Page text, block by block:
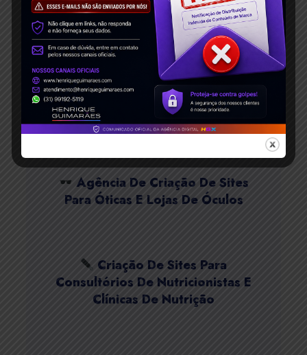
Dicas Classificar Wix Google!
Criação De Sites De
Fotografia, Filmagem E
Fotógrafo(a)
Agência De Criação De Sites
Para Óticas E Lojas De Óculos
Criação De Sites Para
Consultórios De Nutricionistas E
Clínicas De Nutrição